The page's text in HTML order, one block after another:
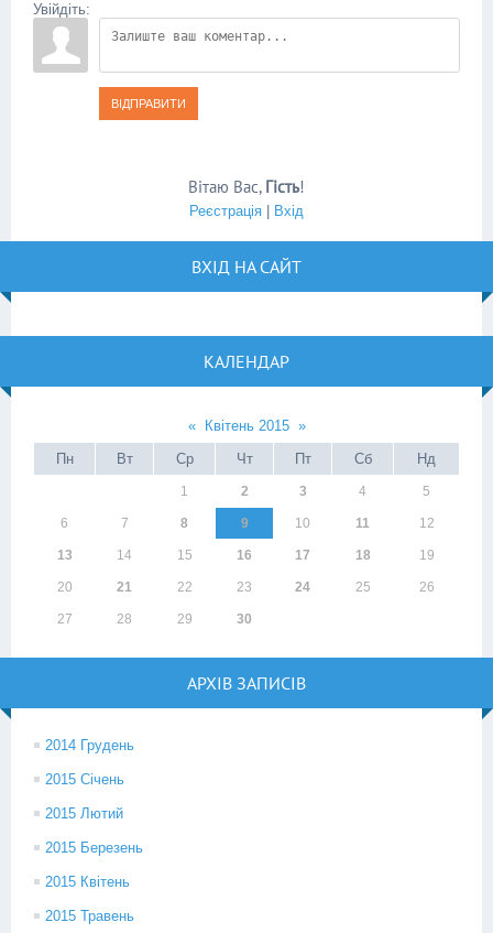
Увійдіть:
ВІДПРАВИТИ
Вітаю Вас, Гість!
Реєстрація Вхід
ВХІД НА САЙТ
КАЛЕНДАР
« Квітень 2015 »
Пн
Вт Ср Чт Пт Сб Нд
1 2 3 4 5
6 7 8 9 10 11 12
13 14 15 16 17 18 19
20 21 22 23 24 25 26
27 28 29 30
АРХІВ ЗАПИСІВ
2014 Грудень
2015 Січень
2015 Лютий
2015 Березень
2015 Квітень
2015 Травень